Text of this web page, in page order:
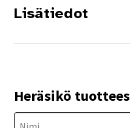
Lisätiedot
Heräsikö